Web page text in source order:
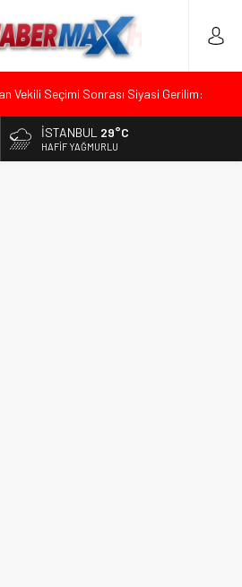
Vekili Seçimi Sonrası Siyasi Gerilim:
Mehmet Şimşek’e Sert Tepki: “Düşün Bu
İSTANBUL 29°C
HAFIF YAĞMURLU